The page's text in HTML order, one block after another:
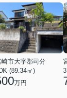
崎市大字郡司分
(89.34㎡)
万円